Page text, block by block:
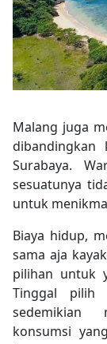
Malang juga
dibandingkan
Surabaya.
sesuatunya
untuk
Biaya hidup,
sama aja
pilihan untuk
Tinggal pilih
sedemikian
konsumsi